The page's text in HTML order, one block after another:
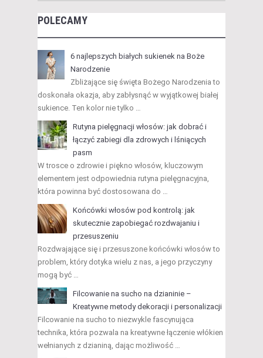
POLECAMY
6 najlepszych białych sukienek na Boże
Narodzenie
Zbliżające się święta Bożego Narodzenia to
doskonała okazja, aby zabłysnąć w wyjątkowej białej
sukience. Ten kolor nie tylko …
Rutyna pielęgnacji włosów: jak dobrać i
łączyć zabiegi dla zdrowych i lśniących
pasm
W trosce o zdrowie i piękno włosów, kluczowym
elementem jest odpowiednia rutyna pielęgnacyjna,
która powinna być dostosowana do …
Końcówki włosów pod kontrolą: jak
skutecznie zapobiegać rozdwajaniu i
przesuszeniu
Rozdwajające się i przesuszone końcówki włosów to
problem, który dotyka wielu z nas, a jego przyczyny
mogą być …
Filcowanie na sucho na dzianinie –
Kreatywne metody dekoracji i personalizacji
Filcowanie na sucho to niezwykle fascynująca
technika, która pozwala na kreatywne łączenie włókien
wełnianych z dzianiną, dając możliwość …